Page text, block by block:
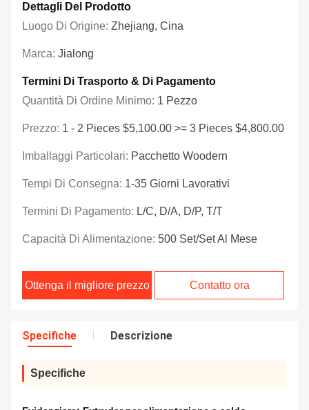
Dettagli Del Prodotto
Luogo Di Origine: Zhejiang, Cina
Marca: Jialong
Termini Di Trasporto & Di Pagamento
Quantità Di Ordine Minimo: 1 Pezzo
Prezzo: 1 - 2 Pieces $5,100.00 >= 3 Pieces $4,800.00
Imballaggi Particolari: Pacchetto Woodern
Tempi Di Consegna: 1-35 Giorni Lavorativi
Termini Di Pagamento: L/C, D/A, D/P, T/T
Capacità Di Alimentazione: 500 Set/set Al Mese
Ottenga il migliore prezzo Contatto ora
Specifiche Descrizione
Specifiche